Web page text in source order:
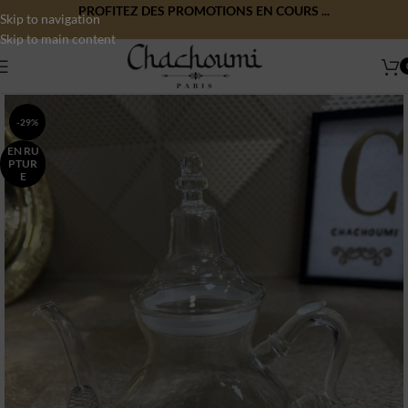
Skip to navigation
Skip to main content
PROFITEZ DES PROMOTIONS EN COURS ...
-29%
EN RU
PTUR
E